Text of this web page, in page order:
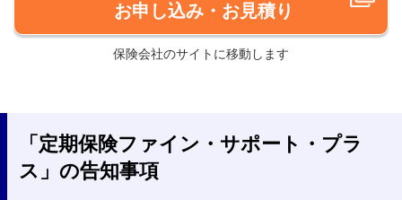
お申し込み・お見積り
保険会社のサイトに移動します
「定期保険ファイン・サポート・プラ
ス」の告知事項